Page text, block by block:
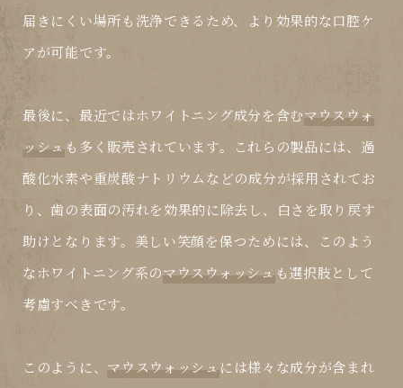
届きにくい場所も洗浄できるため、より効果的な口腔ケ
アが可能です。
最後に、最近ではホワイトニング成分を含むマウスウォ
ッシュ も多く販売されています。これらの製品には、過
酸化水素や重炭酸ナトリウムなどの成分が採用されてお
り、歯の表面の汚れを効果的に除去し、白さを取り戻す
助けとなります。美しい笑顔を保つためには、このよう
なホワイトニング系のマウスウォッシュ も選択肢として
考慮すべきです。
このように、 マウスウォッシュ には様々な成分が含まれ